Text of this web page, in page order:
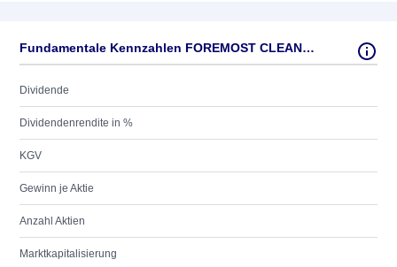
Fundamentale Kennzahlen FOREMOST CLEAN ENER. O.N.
Dividende
Dividendenrendite in %
KGV
Gewinn je Aktie
Anzahl Aktien
Marktkapitalisierung